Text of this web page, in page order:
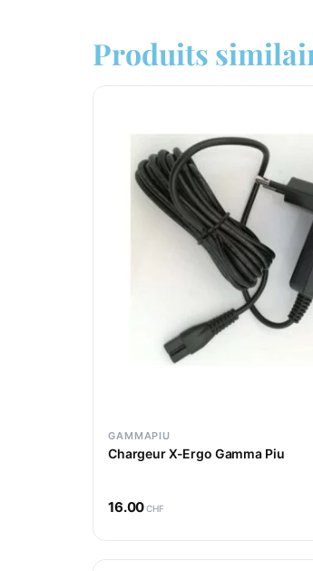
Produits
GAMMAPIU
Chargeur X-Ergo Gamma Piu
16.00CHF